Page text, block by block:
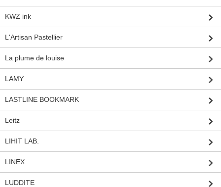
KWZ ink
L'Artisan Pastellier
La plume de louise
LAMY
LASTLINE BOOKMARK
Leitz
LIHIT LAB.
LINEX
LUDDITE